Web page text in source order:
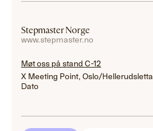
Stepmaster Norge
www.stepmaster.no
Møt oss på stand C-12
X Meeting Point, Oslo/Hellerudsletta
Dato